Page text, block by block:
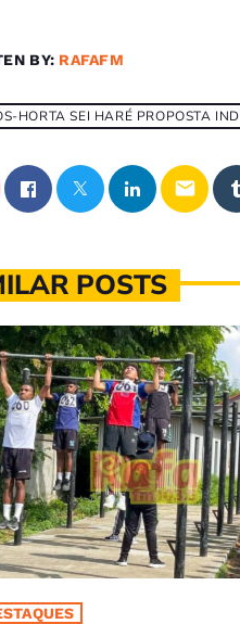
BY: RAFAFM
HORTA SEI HARÉ PROPOSTA
email
POSTS